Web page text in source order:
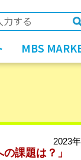
MBS
2023
課題は？」